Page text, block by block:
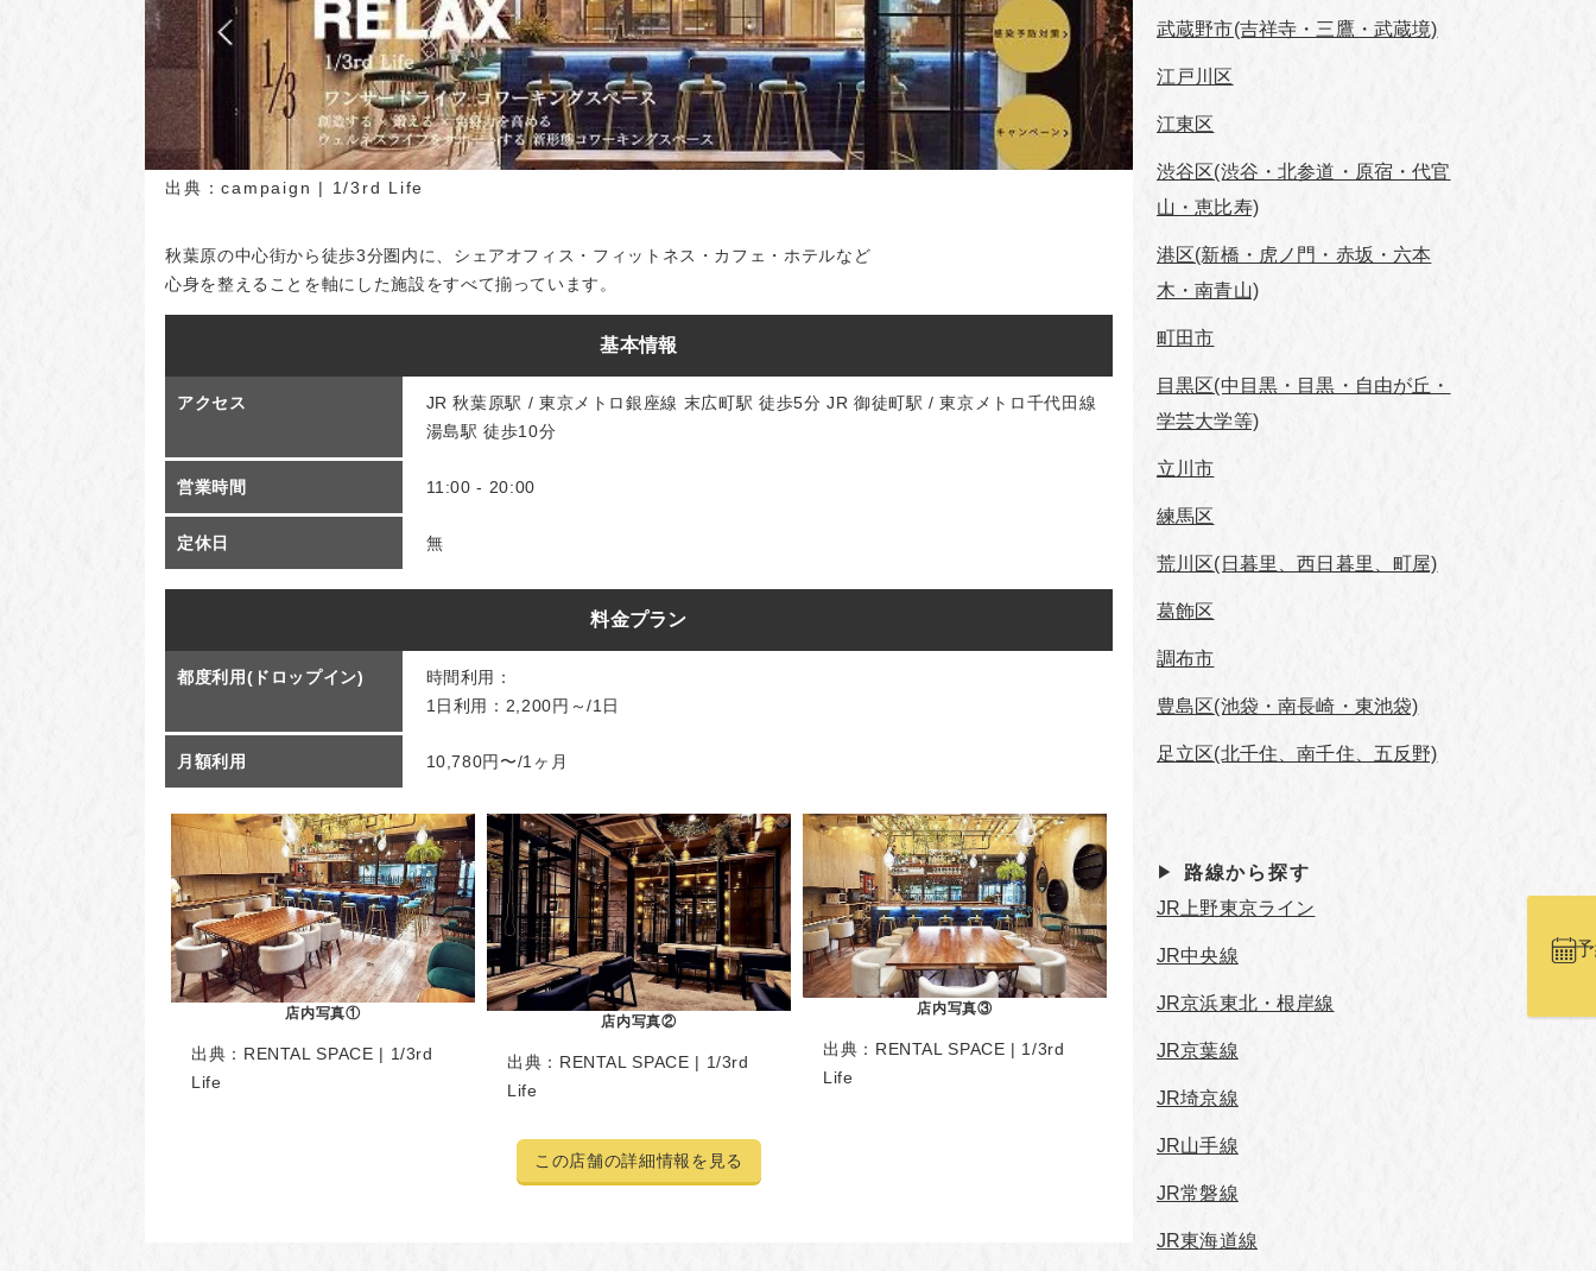
出典：campaign | 1/3rd Life
秋葉原の中心街から徒歩3分圏内に、シェアオフィス・フィットネス・カフェ・ホテルなど
心身を整えることを軸にした施設をすべて揃っています。
基本情報
アクセス
JR 秋葉原駅 / 東京メトロ銀座線 末広町駅 徒歩5分 JR 御徒町駅 / 東京メトロ千代田線
湯島駅 徒歩10分
営業時間 11:00 - 20:00
定休日 無
料金プラン
都度利用(ドロップイン)
時間利用：
1日利用：2,200円～/1日
月額利用 10,780円〜/1ヶ月
店内写真①
出典： RENTAL SPACE | 1/3rd
Life
店内写真②
出典： RENTAL SPACE | 1/3rd
Life
店内写真③
出典： RENTAL SPACE | 1/3rd
Life
この店舗の詳細情報を見る
武蔵野市(吉祥寺・三鷹・武蔵境)
江戸川区
江東区
渋谷区(渋谷・北参道・原宿・代官
山・恵比寿)
港区(新橋・虎ノ門・赤坂・六本
木・南青山)
町田市
目黒区(中目黒・目黒・自由が丘・
学芸⼤学等)
立川市
練馬区
荒川区(日暮里、西日暮里、町屋)
葛飾区
調布市
豊島区(池袋・南長崎・東池袋)
足立区(北千住、南千住、五反野)
路線から探す
JR上野東京ライン
JR中央線
JR京浜東北・根岸線
JR京葉線
JR埼京線
JR山手線
JR常磐線
JR東海道線